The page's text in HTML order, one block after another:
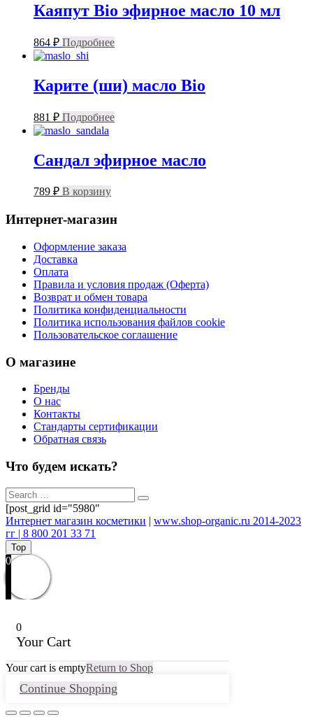
Каяпут Bio эфирное масло 10 мл
864 ₽ Подробнее
Карите (ши) масло Bio
881 ₽ Подробнее
Сандал эфирное масло
789 ₽ В корзину
Интернет-магазин
Оформление заказа
Доставка
Оплата
Правила и условия продаж (Оферта)
Возврат и обмен товара
Политика конфиденциальности
Политика использования файлов cookie
Пользовательское соглашение
О магазине
Бренды
О нас
Контакты
Стандарты сертификации
Обратная связь
Что будем искать?
[post_grid id="5980"
Интернет магазин косметики | www.shop-organic.ru 2014-2023
гг | 8 800 201 33 71
Top
0
0
Your Cart
Your cart is emptyReturn to Shop
Continue Shopping